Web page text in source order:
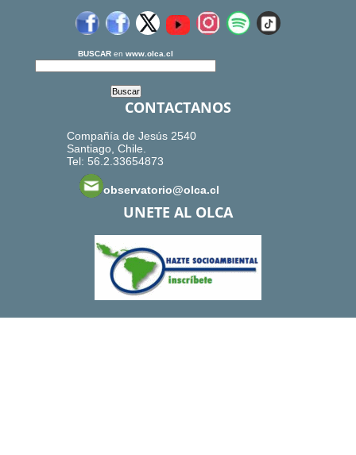
BUSCAR en www.olca.cl
CONTACTANOS
Compañía de Jesús 2540
Santiago, Chile.
Tel: 56.2.33654873
observatorio@olca.cl
UNETE AL OLCA